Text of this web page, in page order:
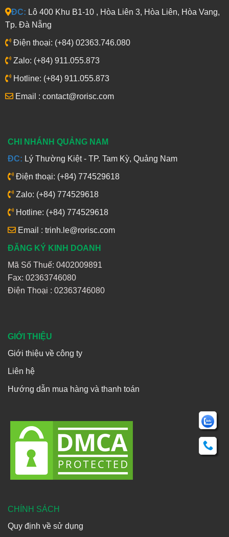
ĐC: Lô 400 Khu B1-10 , Hòa Liên 3, Hòa Liên, Hòa Vang,
Tp. Đà Nẵng
Điện thoại: (+84) 02363.746.080
Zalo: (+84) 911.055.873
Hotline: (+84) 911.055.873
Email : contact@rorisc.com
CHI NHÁNH QUẢNG NAM
ĐC: Lý Thường Kiệt - TP. Tam Kỳ, Quảng Nam
Điện thoại: (+84) 774529618
Zalo: (+84) 774529618
Hotline: (+84) 774529618
Email : trinh.le@rorisc.com
ĐĂNG KÝ KINH DOANH
Mã Số Thuế: 0402009891
Fax: 02363746080
Điện Thoại : 02363746080
GIỚI THIỆU
Giới thiệu về công ty
Liên hệ
Hướng dẫn mua hàng và thanh toán
CHÍNH SÁCH
Quy định về sử dụng